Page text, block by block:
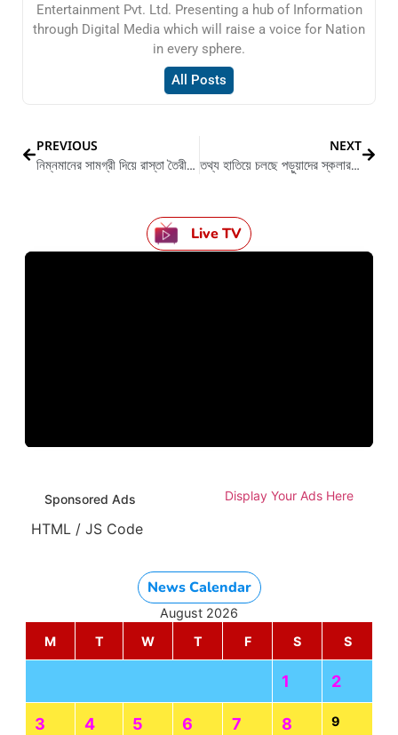
Entertainment Pvt. Ltd. Presenting a hub of Information
through Digital Media which will raise a voice for Nation
in every sphere.
All Posts
PREVIOUS
নিম্নমানের সামগ্রী দিয়ে রাস্তা তৈরীর অভিযোগ তুলে কাজ বন্ধ করলেন স্থানীয়রা
NEXT
তথ্য হাতিয়ে চলছে পড়ুয়াদের স্কলারশিপের টাকা লোপাটের চেষ্টা
Live TV
Sponsored Ads Display Your Ads Here
HTML / JS Code
News Calendar
August 2026
M
T W T F S S
1 2
3 4 5 6 7 8 9